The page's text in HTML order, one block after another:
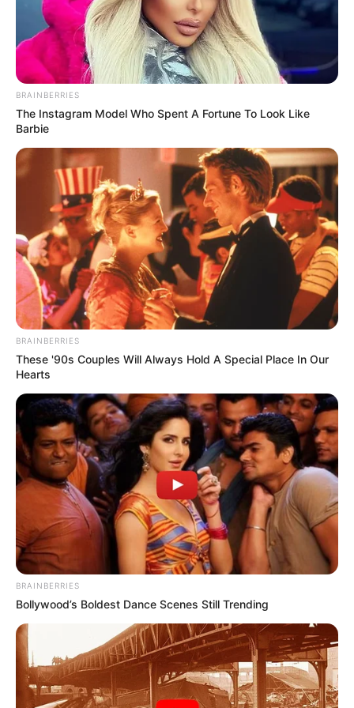
χωρίς φθηνό ηλεκτρικό
ρεύμα, διολισθαίνει στη
φτώχεια...
και η ρωσική στρατηγική
που θυμίζει το Κουρσκ- Μια...
ΛΙΓΑ ΛΟΓΙΑ ΓΙΑ ΜΕΝΑ
Πέμπτη, 22 Οκτωβρίου 2020, 20:06
ΓΕΙΑ ΣΑΣ….ΚΑΛΩΣ ΗΛΘΑΤΕ ΣΤΗΝ ΙΣΤΟΣΕΛΙΔΑ...
ΑΛΕΞΑΝΔΡΟΣ ΖΕΥΣ Ο
ΑΡΧΗΓΟΣ ΤΩΝ ΕΛ. Ο
ΑΠΟΛΥΤΟΣ ΚΥΡΙΑΡΧΟΣ.
ΕΙΝΑΙ ΕΔΩ, ΕΙΝΑΙ...
ΕΙΜΑΣΤΕ ΣΤΗΝ ΤΕΛΙΚΗ
ΕΥΘΕΙΑ.. ΕΙΝΑΙ ΕΔΩ.. ΕΙΝΑΙ
ΜΑΖΙ ΜΑΣ, ΜΑΣ
ΠΡΟΣΤΑΤΕΥΟΥΝ ΚΑΙ...
ΕΒΡΑΙΟΙ ΚΑΙ ΕΠΑΝΑΣΤΑΣΕΙΣ….
Ο ΠΟΥ υπό έλεγχο:
παρατυπίες και
συγκρούσεις συμφερόντων
Email address:
BRAINBERRIES
The Instagram Model Who Spent A Fortune To Look Like
Barbie
BRAINBERRIES
These '90s Couples Will Always Hold A Special Place In Our
Hearts
BRAINBERRIES
Bollywood’s Boldest Dance Scenes Still Trending